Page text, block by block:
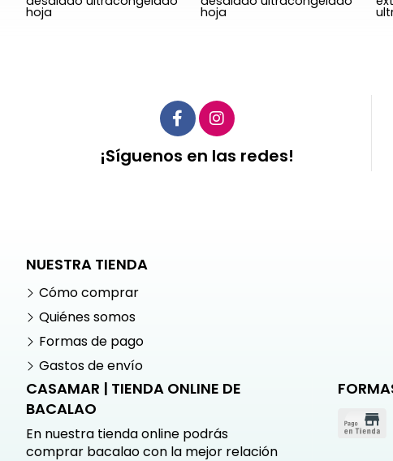
hoja hoja
¡Síguenos en las redes!
CASAMAR | TIENDA ONLINE DE
BACALAO
En nuestra tienda online podrás
comprar bacalao con la mejor relación
NUESTRA TIENDA
Cómo comprar
Quiénes somos
Formas de pago
Gastos de envío